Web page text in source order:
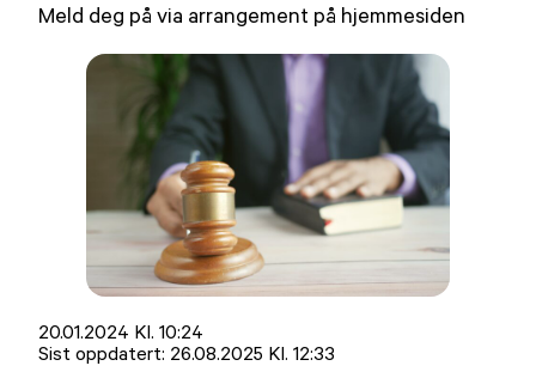
Meld deg på via arrangement på hjemmesiden
Lagt
ut
20.01.2024 Kl. 10:24
Sist oppdatert: 26.08.2025 Kl. 12:33